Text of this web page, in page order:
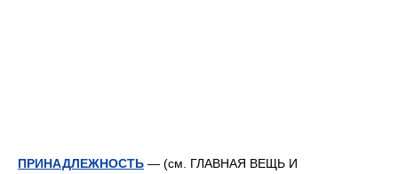
ПРИНАДЛЕЖНОСТЬ — (см. ГЛАВНАЯ ВЕЩЬ И